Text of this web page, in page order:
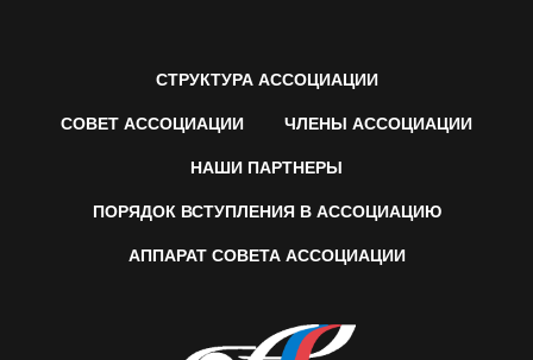
СТРУКТУРА АССОЦИАЦИИ
СОВЕТ АССОЦИАЦИИ ЧЛЕНЫ АССОЦИАЦИИ
НАШИ ПАРТНЕРЫ
ПОРЯДОК ВСТУПЛЕНИЯ В АССОЦИАЦИЮ
АППАРАТ СОВЕТА АССОЦИАЦИИ